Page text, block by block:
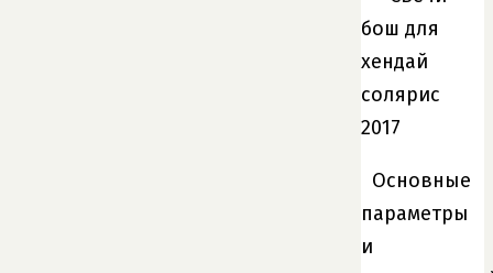
Основные
параметры
и